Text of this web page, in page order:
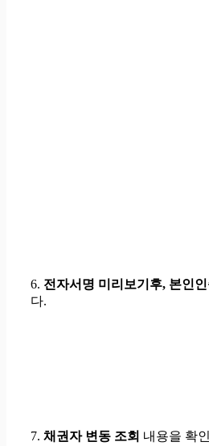
6. 전자서명 미리보기후, 본인
다.
7. 채권자 변동 조회 내용을 확인